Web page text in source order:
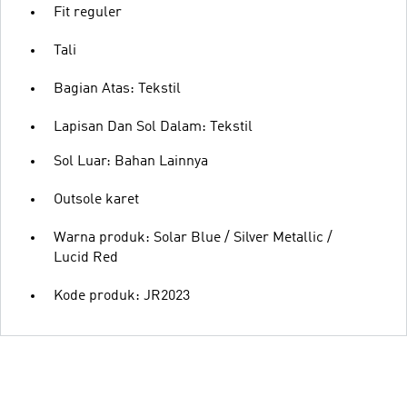
Fit reguler
Tali
Bagian Atas: Tekstil
Lapisan Dan Sol Dalam: Tekstil
Sol Luar: Bahan Lainnya
Outsole karet
Warna produk: Solar Blue / Silver Metallic /
Lucid Red
Kode produk: JR2023